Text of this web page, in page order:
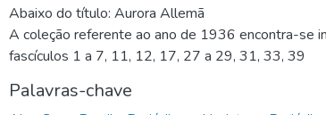
Abaixo do título: Aurora Allemã
A coleção referente ao ano de 1936 encontra-se
fascículos 1 a 7, 11, 12, 17, 27 a 29, 31, 33, 39
Palavras-chave